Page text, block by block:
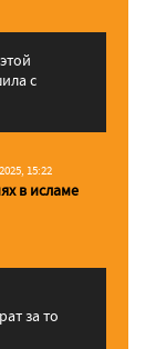
с
15:22
в исламе
за то